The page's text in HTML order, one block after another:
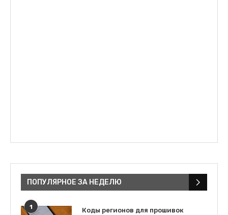
ПОПУЛЯРНОЕ ЗА НЕДЕЛЮ
1 Коды регионов для прошивок